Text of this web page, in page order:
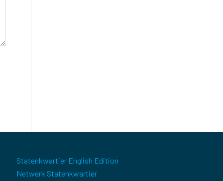
Statenkwartier English Edition
Netwerk Statenkwartier